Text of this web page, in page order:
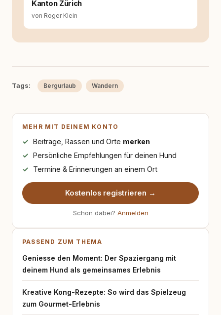
Hinterfragen zusammenkommen. Mit meinen
Kanton Zürich
von Roger Klein
Tags: Bergurlaub Wandern
MEHR MIT DEINEM KONTO
Beiträge, Rassen und Orte merken
Persönliche Empfehlungen für deinen Hund
Termine & Erinnerungen an einem Ort
Kostenlos registrieren →
Schon dabei? Anmelden
PASSEND ZUM THEMA
Geniesse den Moment: Der Spaziergang mit
deinem Hund als gemeinsames Erlebnis
Kreative Kong-Rezepte: So wird das Spielzeug
zum Gourmet-Erlebnis